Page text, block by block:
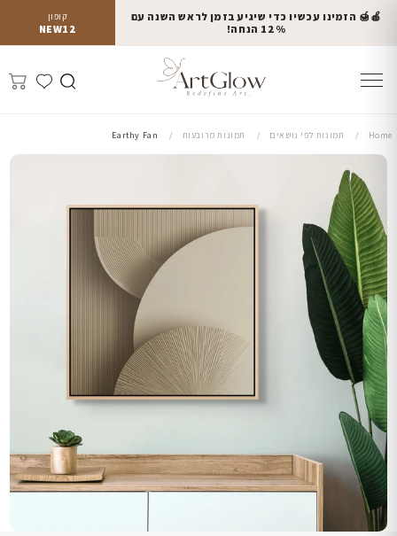
קופון
NEW12
🍎🍯 הזמינו עכשיו כדי שיגיע בזמן לראש השנה עם
12% הנחה!
Home תמונות לפי נושאים תמונות מרובעות Earthy Fan